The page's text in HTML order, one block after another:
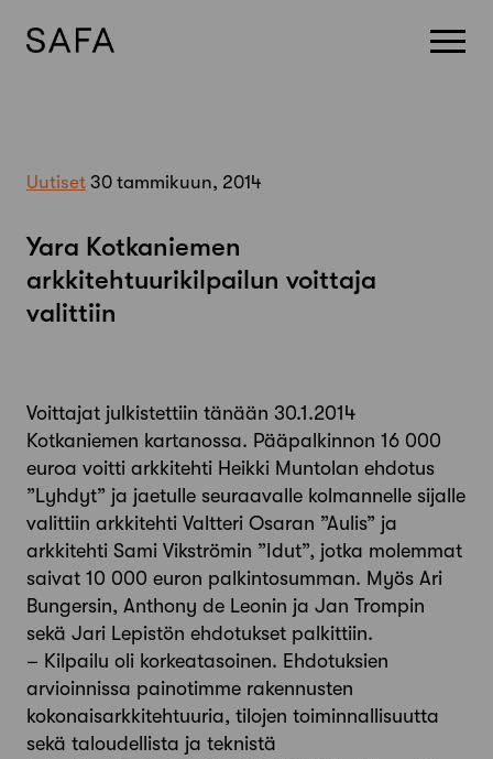
Uutiset 30 tammikuun, 2014
Yara Kotkaniemen
arkkitehtuurikilpailun voittaja
valittiin
Voittajat julkistettiin tänään 30.1.2014
Kotkaniemen kartanossa. Pääpalkinnon 16 000
euroa voitti arkkitehti Heikki Muntolan ehdotus
”Lyhdyt” ja jaetulle seuraavalle kolmannelle sijalle
valittiin arkkitehti Valtteri Osaran ”Aulis” ja
arkkitehti Sami Vikströmin ”Idut”, jotka molemmat
saivat 10 000 euron palkintosumman. Myös Ari
Bungersin, Anthony de Leonin ja Jan Trompin
sekä Jari Lepistön ehdotukset palkittiin.
– Kilpailu oli korkeatasoinen. Ehdotuksien
arvioinnissa painotimme rakennusten
kokonaisarkkitehtuuria, tilojen toiminnallisuutta
sekä taloudellista ja teknistä